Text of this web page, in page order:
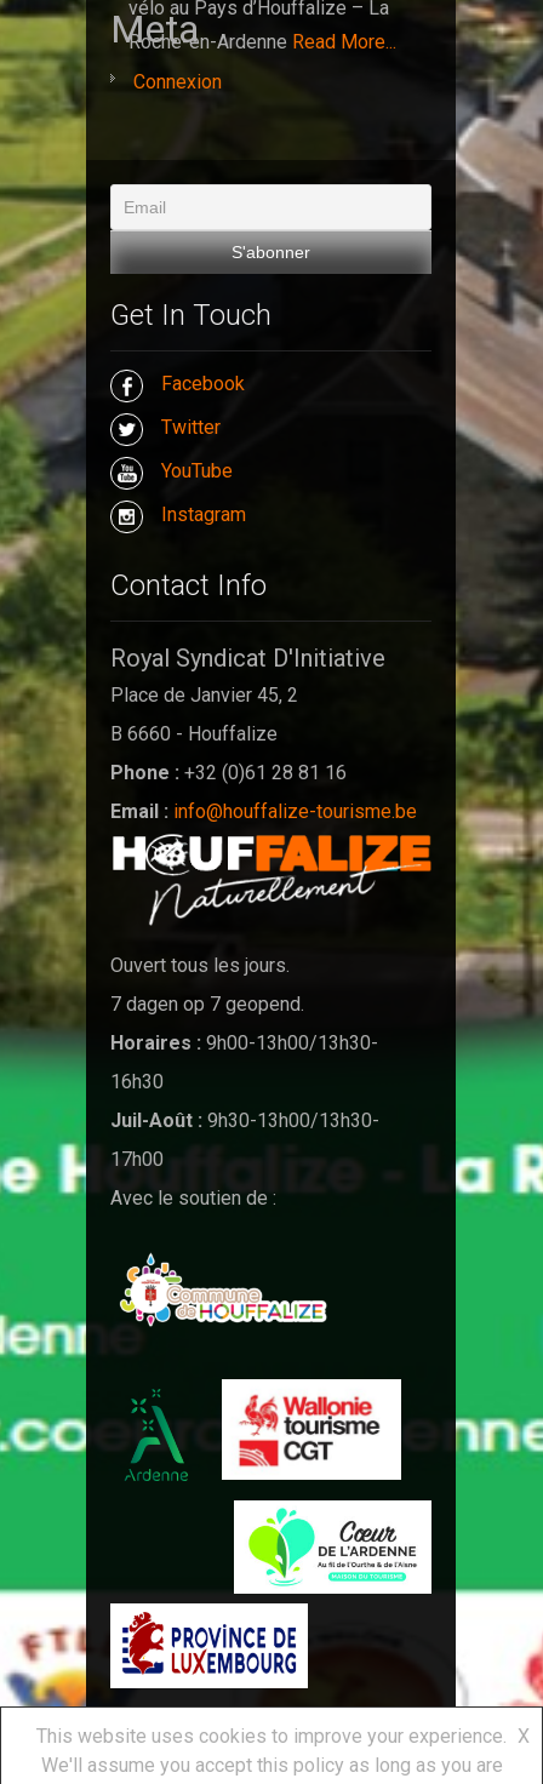
vélo au Pays d’Houffalize – La
Roche-en-Ardenne Read More...
Meta
Connexion
Get In Touch
Facebook
Twitter
YouTube
Instagram
Contact Info
Royal Syndicat D'Initiative
Place de Janvier 45, 2
B 6660 - Houffalize
Phone : +32 (0)61 28 81 16
Email : info@houffalize-tourisme.be
Ouvert tous les jours.
7 dagen op 7 geopend.
Horaires : 9h00-13h00/13h30-
16h30
Juil-Août : 9h30-13h00/13h30-
17h00
Avec le soutien de :
Royal Syndicat d'Initiative
This website uses cookies to improve your experience.
We'll assume you accept this policy as long as you are
X